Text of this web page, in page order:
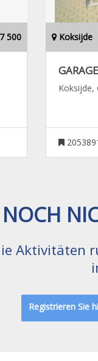
500 Koksijde
Koksijde,
NOCH
Aktivitäten
Registrieren Sie